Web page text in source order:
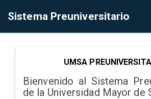
Sistema Preuniversitario
UMSA
Bienvenido al Sistema
de la Universidad Mayor de